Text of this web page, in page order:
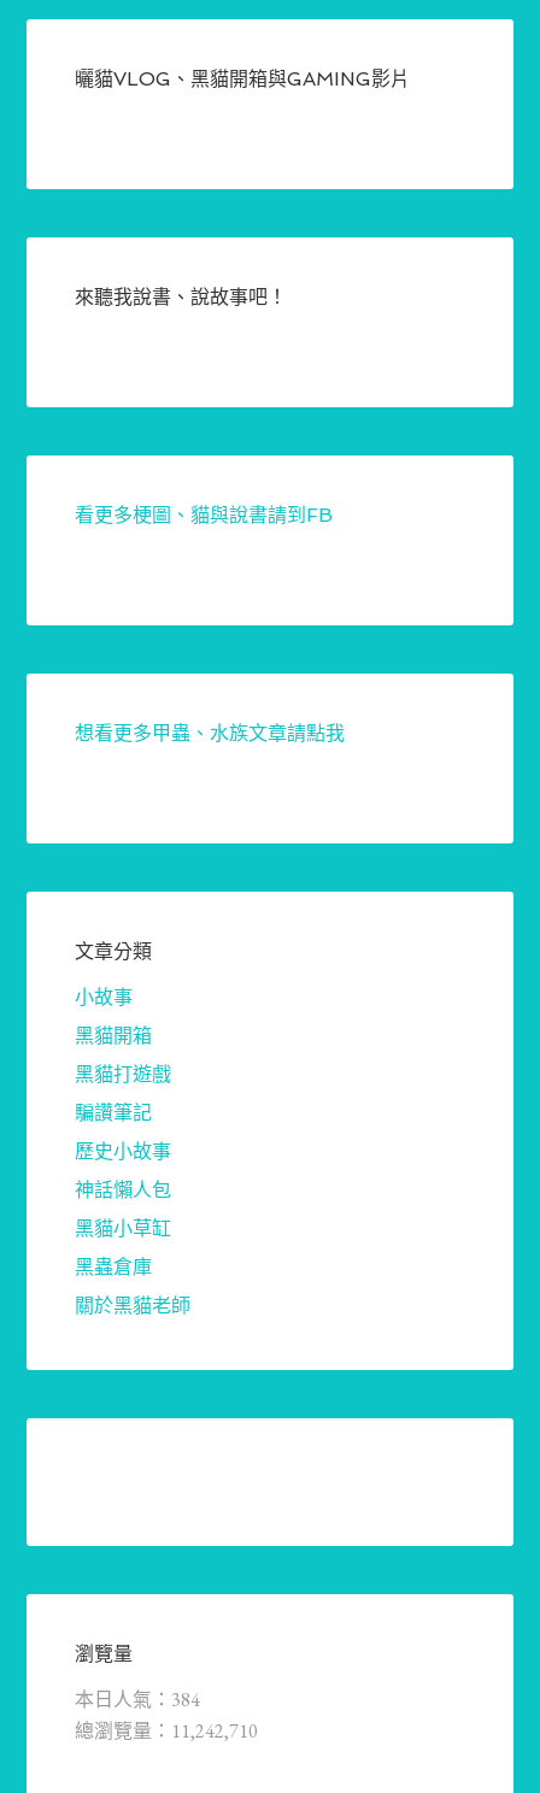
曬貓VLOG、黑貓開箱與GAMING影片
來聽我說書、說故事吧！
看更多梗圖、貓與說書請到FB
想看更多甲蟲、水族文章請點我
文章分類
小故事
黑貓開箱
黑貓打遊戲
騙讚筆記
歷史小故事
神話懶人包
黑貓小草缸
黑蟲倉庫
關於黑貓老師
瀏覽量
本日人氣：384
總瀏覽量：11,242,710